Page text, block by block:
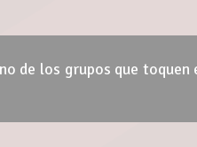
de los grupos que